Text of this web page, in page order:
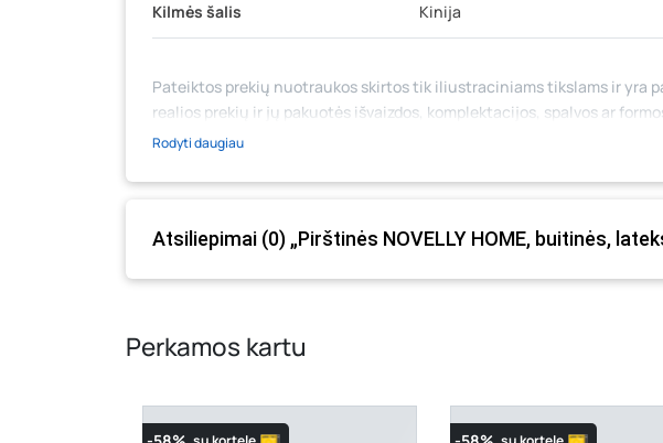
Kilmės šalis Kinija
Pateiktos prekių nuotraukos skirtos tik iliustraciniams tikslams ir yra
realios prekių ir jų pakuotės išvaizdos, komplektacijos, spalvos ar
medžiaga su aprašymu) yra bendrinio pobūdžio, jame nebūtinai
prašome vadovautis ta kaina, kuri galioja pirkimo metu.
Rodyti daugiau
Atsiliepimai (0) „Pirštinės NOVELLY HOME, buitinės,
Perkamos kartu